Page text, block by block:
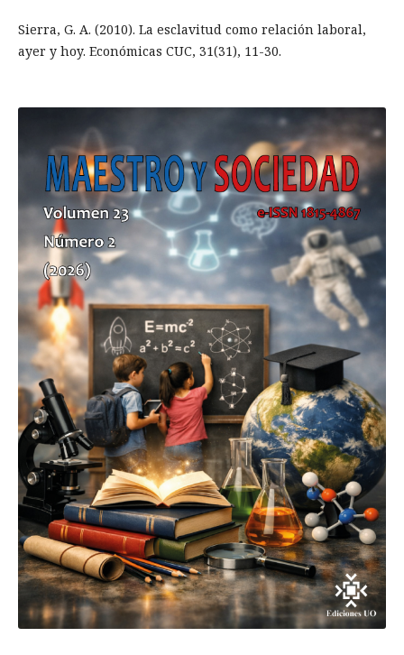
Sierra, G. A. (2010). La esclavitud como relación laboral,
ayer y hoy. Económicas CUC, 31(31), 11-30.